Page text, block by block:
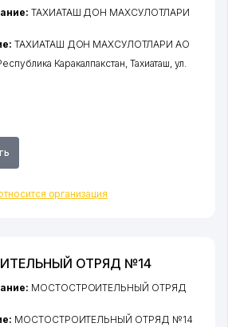
организация
ТАХИАТАШ ДОН МАХСУЛОТЛАРИ
ТАХИАТАШ ДОН МАХСУЛОТЛАРИ АО
Каракалпакстан Тахиаташ ,ул.
ОТРЯД №14
МОСТОСТРОИТЕЛЬНЫЙ ОТРЯД
МОСТОСТРОИТЕЛЬНЫЙ ОТРЯД №14